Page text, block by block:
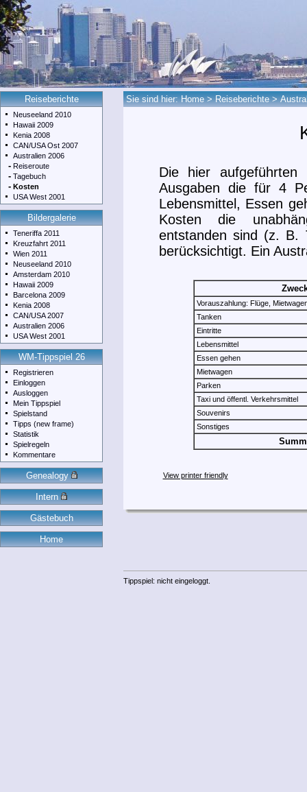
Reiseberichte
Neuseeland 2010
Hawaii 2009
Kenia 2008
CAN/USA Ost 2007
Australien 2006
- Reiseroute
- Tagebuch
- Kosten
USA West 2001
Bildergalerie
Teneriffa 2011
Kreuzfahrt 2011
Wien 2011
Neuseeland 2010
Amsterdam 2010
Hawaii 2009
Barcelona 2009
Kenia 2008
CAN/USA 2007
Australien 2006
USA West 2001
WM-Tippspiel 26
Registrieren
Einloggen
Ausloggen
Mein Tippspiel
Spielstand
Tipps (new frame)
Statistik
Spielregeln
Kommentare
Genealogy
Intern
Gästebuch
Home
Sie sind hier:Home>Reiseberichte>
Die hier
Ausgaben die für 4
Lebensmittel, Essen
Kosten die
entstanden sind (z. B.
berücksichtigt. Ein
Vorauszahlung: Flüge,
Tanken
Eintritte
Lebensmittel
Essen gehen
Mietwagen
Parken
Taxi und öffentl. Verkehrsmittel
Souvenirs
Sonstiges
Tippspiel: nicht eingeloggt.